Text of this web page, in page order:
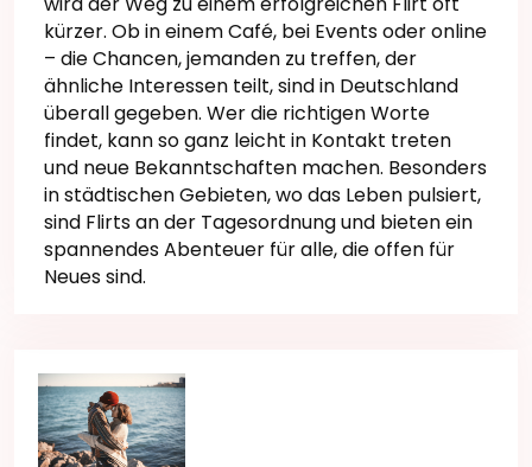
kürzer. Ob in einem Café, bei Events oder online
– die Chancen, jemanden zu treffen, der
ähnliche Interessen teilt, sind in Deutschland
überall gegeben. Wer die richtigen Worte
findet, kann so ganz leicht in Kontakt treten
und neue Bekanntschaften machen. Besonders
in städtischen Gebieten, wo das Leben pulsiert,
sind Flirts an der Tagesordnung und bieten ein
spannendes Abenteuer für alle, die offen für
Neues sind.